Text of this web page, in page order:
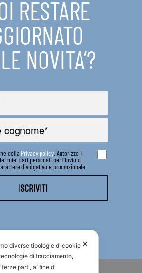
IN EVIDENZA
CONTATTI
RESTARE
NOVITA’?
della Privacy policy. Autorizzo il
miei dati personali per l’invio di
divulgativo e promozionale
✕
diverse tipologie di cookie
di tracciamento,
terze parti, al fine di